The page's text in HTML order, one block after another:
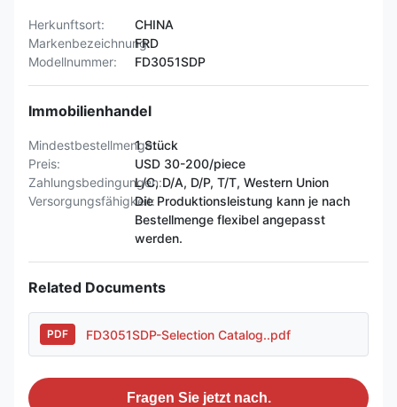
Herkunftsort:
CHINA
Markenbezeichnung:
FRD
Modellnummer:
FD3051SDP
Immobilienhandel
Mindestbestellmenge:1 Stück
Preis:
USD 30-200/piece
Zahlungsbedingungen:L/C, D/A, D/P, T/T, Western Union
Versorgungsfähigkeit:Die Produktionsleistung kann je nach
Bestellmenge flexibel angepasst
werden.
Related Documents
PDF FD3051SDP-Selection Catalog..pdf
Fragen Sie jetzt nach.